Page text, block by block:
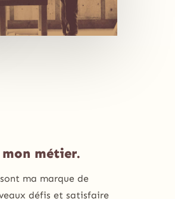
mon métier.
ma marque de
défis et satisfaire